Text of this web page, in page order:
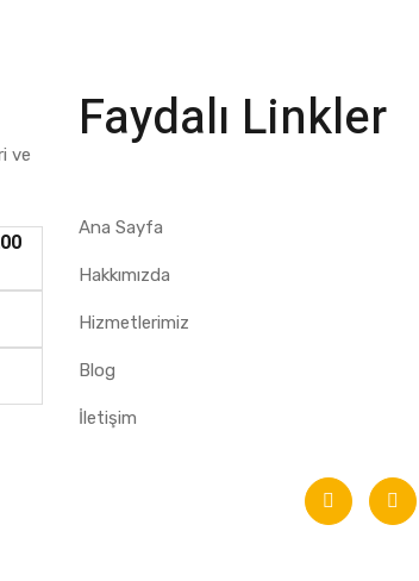
ve
Faydalı Linkler
Ana Sayfa
Hakkımızda
Hizmetlerimiz
Blog
İletişim